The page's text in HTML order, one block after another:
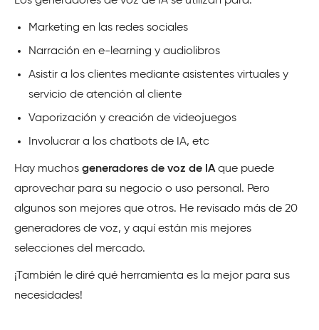
Marketing en las redes sociales
Narración en e-learning y audiolibros
Asistir a los clientes mediante asistentes virtuales y
servicio de atención al cliente
Vaporización y creación de videojuegos
Involucrar a los chatbots de IA, etc
Hay muchos generadores de voz de IAque puede
aprovechar para su negocio o uso personal. Pero
algunos son mejores que otros. He revisado más de 20
generadores de voz, y aquí están mis mejores
selecciones del mercado.
¡También le diré qué herramienta es la mejor para sus
necesidades!